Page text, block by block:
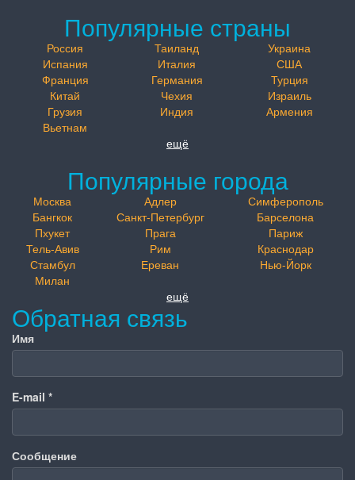
Популярные страны
Россия Таиланд
Украина
Испания
Италия
США
Франция
Германия
Турция
Китай
Чехия
Израиль
Грузия
Индия
Армения
Вьетнам
ещё
Популярные города
Москва Адлер
Симферополь
Бангкок
Санкт-Петербург
Барселона
Пхукет
Прага
Париж
Тель-Авив
Рим
Краснодар
Стамбул
Ереван
Нью-Йорк
Милан
ещё
Обратная связь
Имя
E-mail *
Сообщение